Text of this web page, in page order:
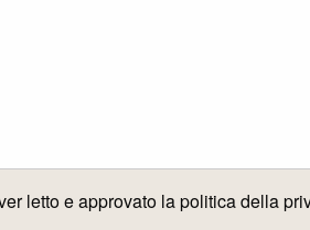
letto e approvato la politica della